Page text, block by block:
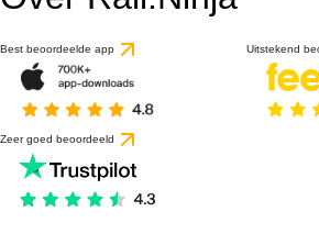
Best beoordeelde app Uitstekend
Zeer goed beoordeeld